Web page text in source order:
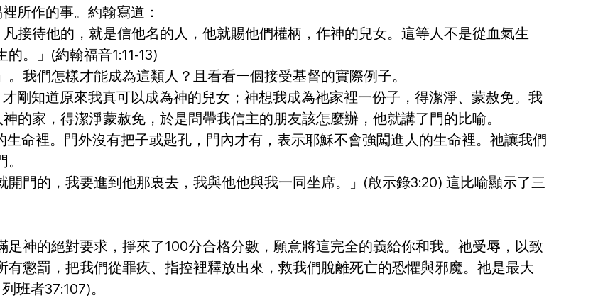
所作的事。約翰寫道：
接待他的，就是信他名的人，他就賜他們權柄，作神的兒女。這等人不是從血氣生
。」(約翰福音1:11-13)
我們怎樣才能成為這類人？且看看一個接受基督的實際例子。
剛知道原來我真可以成為神的兒女；神想我成為祂家裡一份子，得潔淨、蒙赦免。我
的家，得潔淨蒙赦免，於是問帶我信主的朋友該怎麼辦，他就講了門的比喻。
命裡。門外沒有把子或匙孔，門內才有，表示耶穌不會強闖進人的生命裡。祂讓我們
門的，我要進到他那裏去，我與他他與我一同坐席。」(啟示錄3:20) 這比喻顯示了三
神的絕對要求，掙來了100分合格分數，願意將這完全的義給你和我。祂受辱，以致
懲罰，把我們從罪疚、指控裡釋放出來，救我們脫離死亡的恐懼與邪魔。祂是最大
列班者37:107)。